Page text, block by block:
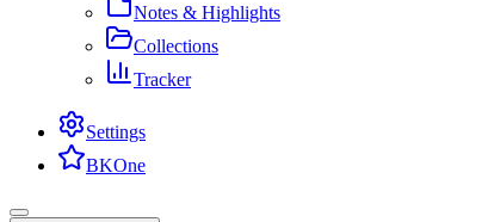
Notes & Highlights
Collections
Tracker
Settings
BKOne